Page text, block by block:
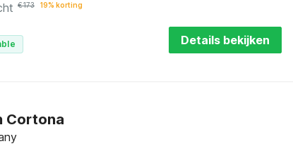
€173 19% korting
Details bekijken
Cortona